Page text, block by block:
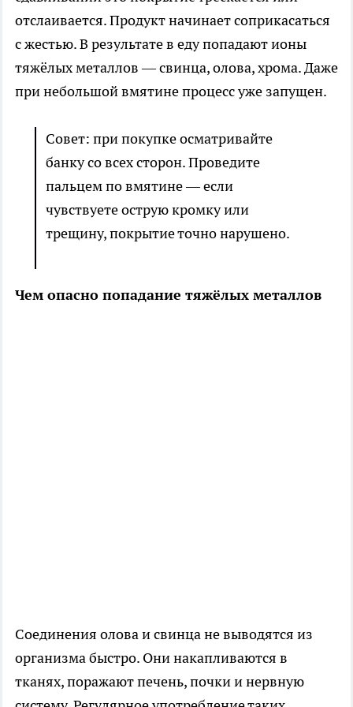
отслаивается. Продукт начинает соприкасаться
с жестью. В результате в еду попадают ионы
тяжёлых металлов — свинца, олова, хрома. Даже
при небольшой вмятине процесс уже запущен.
Совет: при покупке осматривайте
банку со всех сторон. Проведите
пальцем по вмятине — если
чувствуете острую кромку или
трещину, покрытие точно нарушено.
Чем опасно попадание тяжёлых металлов
Соединения олова и свинца не выводятся из
организма быстро. Они накапливаются в
тканях, поражают печень, почки и нервную